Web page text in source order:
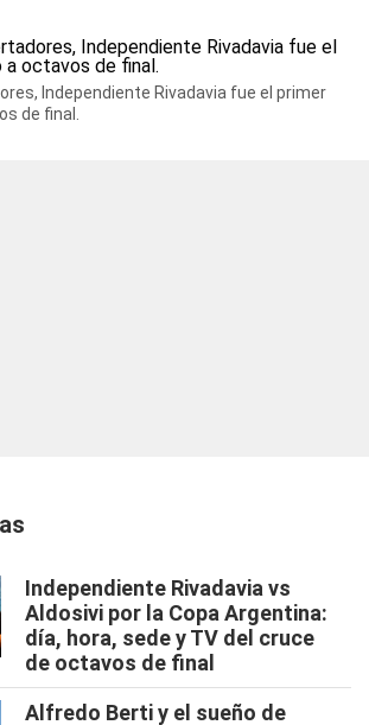
Independiente Rivadavia fue el primer
de final.
Independiente Rivadavia vs
Aldosivi por la Copa Argentina:
día, hora, sede y TV del cruce
de octavos de final
Alfredo Berti y el sueño de